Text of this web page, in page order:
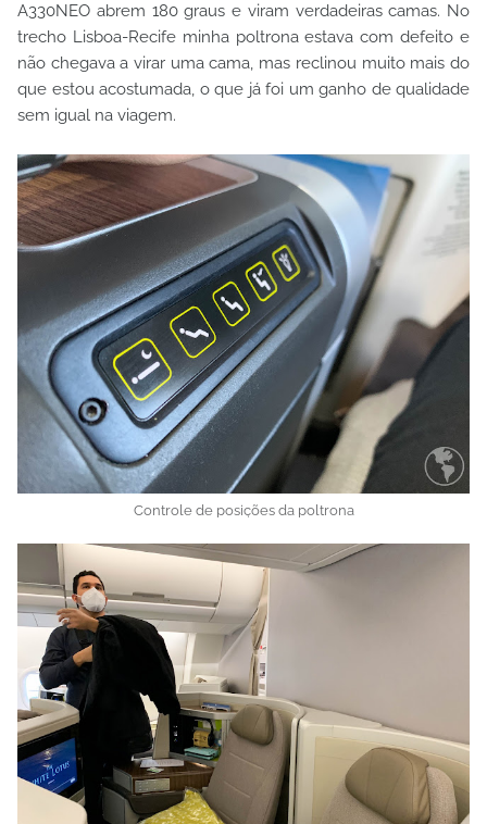
A330NEO abrem 180 graus e viram verdadeiras camas. No
trecho Lisboa-Recife minha poltrona estava com defeito e
não chegava a virar uma cama, mas reclinou muito mais do
que estou acostumada, o que já foi um ganho de qualidade
sem igual na viagem.
Controle de posições da poltrona